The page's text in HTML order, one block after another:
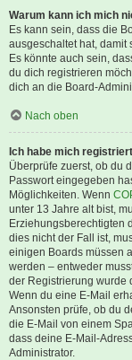
Warum kann ich mich
Es kann sein, dass die
ausgeschaltet hat, damit
Es könnte auch sein,
du dich registrieren
dich an die Board-
Nach oben
Ich habe mich
Überprüfe zuerst, ob du
Passwort eingegeben
Möglichkeiten. Wenn
unter 13 Jahre alt bist,
Erziehungsberechtigten
dies nicht der Fall ist,
einigen Boards müssen
werden – entweder
der Registrierung wurde
Wenn du eine E-Mail
Ansonsten prüfe, ob du
die E-Mail von einem
dass deine E-Mail-
Administrator.